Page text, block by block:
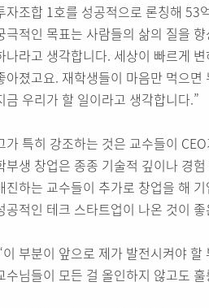
자조합 1호를 성공적으로 론칭해 53
극적인 목표는 사람들의 삶의 질을
나라고 생각합니다. 세상이 빠르게
아졌고요. 재학생들이 마음만 먹으
금 우리가 할 일이라고 생각합니다.”
가 특히 강조하는 것은 교수들이
부생 창업은 종종 기술적 깊이나 경
진하는 교수들이 추가로 창업을 해
공적인 테크 스타트업이 나온 것이
이 부분이 앞으로 제가 발전시켜야
수님들이 모든 걸 올인하지 않고도